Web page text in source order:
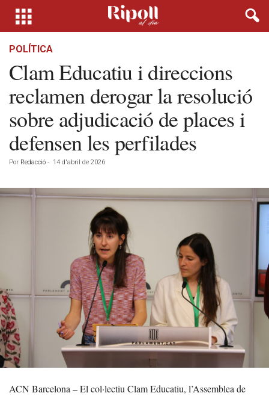
POLÍTICA
Clam Educatiu i direccions
reclamen derogar la resolució
sobre adjudicació de places i
defensen les perfilades
Por Redacció - 14 d'abril de 2026
ACN Barcelona – El col·lectiu Clam Educatiu, l’Assemblea de